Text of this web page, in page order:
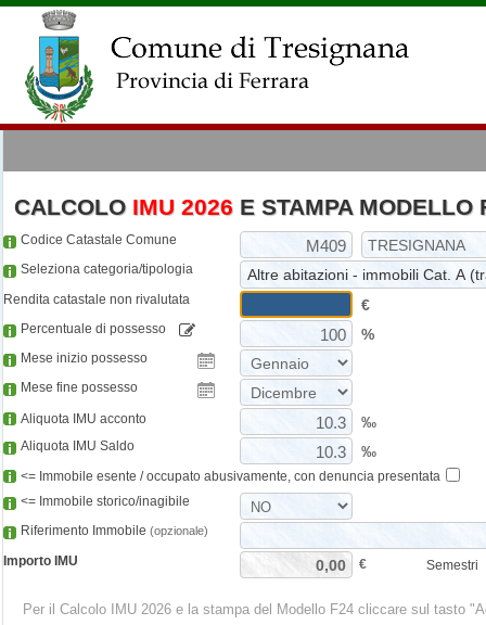
CALCOLO IMU 2026E STAMPA MODELLO
Codice Catastale Comune
Seleziona categoria/tipologia
Rendita catastale non rivalutata
€
Percentuale di possesso %
Mese inizio possesso
Mese fine possesso
Aliquota IMU acconto ‰
Aliquota IMU Saldo ‰
<= Immobile esente / occupato abusivamente, con denuncia presentata
<= Immobile storico/inagibile
Riferimento Immobile (opzionale)
Importo IMU € Semestri
Per il Calcolo IMU 2026 e la stampa del Modello F24 cliccare sul tasto